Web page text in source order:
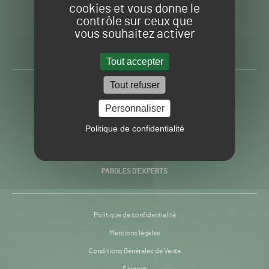
cookies et vous donne le
contrôle sur ceux que
vous souhaitez activer
Tout accepter
Tout refuser
Personnaliser
Politique de confidentialité
Gazon
Sport
H24
-
Toute l’info autour du
PRATIQUES
PAROLES D’EXPERTS
Politique de confidentialité
Mentions légales
Conditions Générales de Vente